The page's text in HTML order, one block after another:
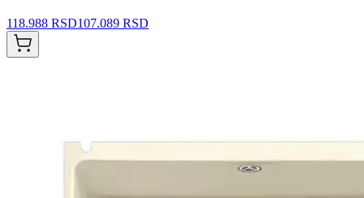
118.988 RSD107.089 RSD